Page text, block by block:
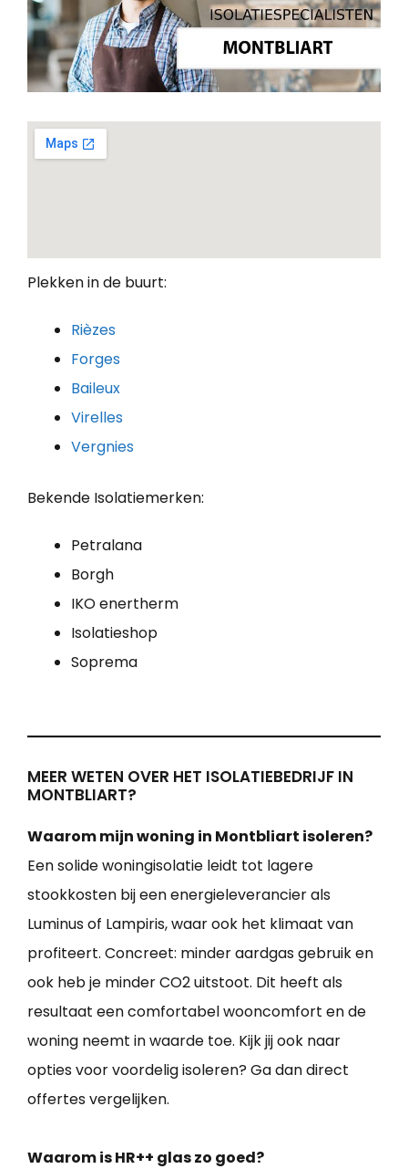
Plekken in de buurt:
Rièzes
Forges
Baileux
Virelles
Vergnies
Bekende Isolatiemerken:
Petralana
Borgh
IKO enertherm
Isolatieshop
Soprema
MEER WETEN OVER HET ISOLATIEBEDRIJF IN
MONTBLIART?
Waarom mijn woning in Montbliart isoleren?
Een solide woningisolatie leidt tot lagere
stookkosten bij een energieleverancier als
Luminus of Lampiris, waar ook het klimaat van
profiteert. Concreet: minder aardgas gebruik en
ook heb je minder CO2 uitstoot. Dit heeft als
resultaat een comfortabel wooncomfort en de
woning neemt in waarde toe. Kijk jij ook naar
opties voor voordelig isoleren? Ga dan direct
offertes vergelijken.
Waarom is HR++ glas zo goed?